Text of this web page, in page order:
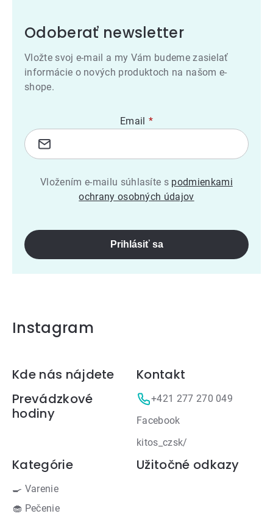
Odoberať newsletter
Vložte svoj e-mail a my Vám budeme zasielať
informácie o nových produktoch na našom e-
shope.
Email
Vložením e-mailu súhlasíte s podmienkami
ochrany osobných údajov
Prihlásiť sa
Instagram
Zápätie
Kde nás nájdete
Prevádzkové
hodiny
Kontakt
+421 277 270 049
Facebook
kitos_czsk/
Kategórie
🍳 Varenie
🧁 Pečenie
Užitočné odkazy